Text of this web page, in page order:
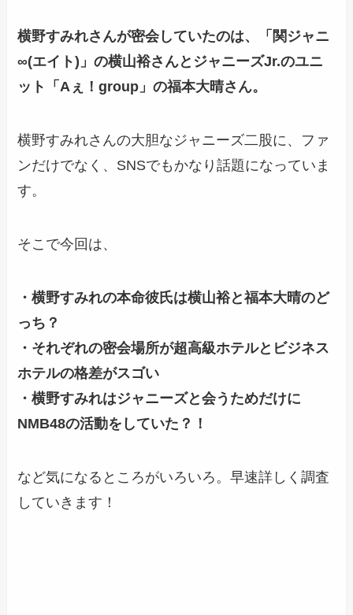
横野すみれさんが密会していたのは、「関ジャニ
∞(エイト)」の横山裕さんとジャニーズJr.のユニ
ット「Aぇ！group」の福本大晴さん。
横野すみれさんの大胆なジャニーズ二股に、ファ
ンだけでなく、SNSでもかなり話題になっていま
す。
そこで今回は、
・横野すみれの本命彼氏は横山裕と福本大晴のど
っち？
・それぞれの密会場所が超高級ホテルとビジネス
ホテルの格差がスゴい
・横野すみれはジャニーズと会うためだけに
NMB48の活動をしていた？！
など気になるところがいろいろ。早速詳しく調査
していきます！